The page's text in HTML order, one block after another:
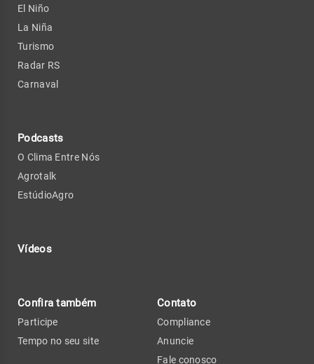
El Niño
La Niña
Turismo
Radar RS
Carnaval
Podcasts
O Clima Entre Nós
Agrotalk
EstúdioAgro
Vídeos
Confira também
Participe
Tempo no seu site
Contato
Compliance
Anuncie
Fale conosco